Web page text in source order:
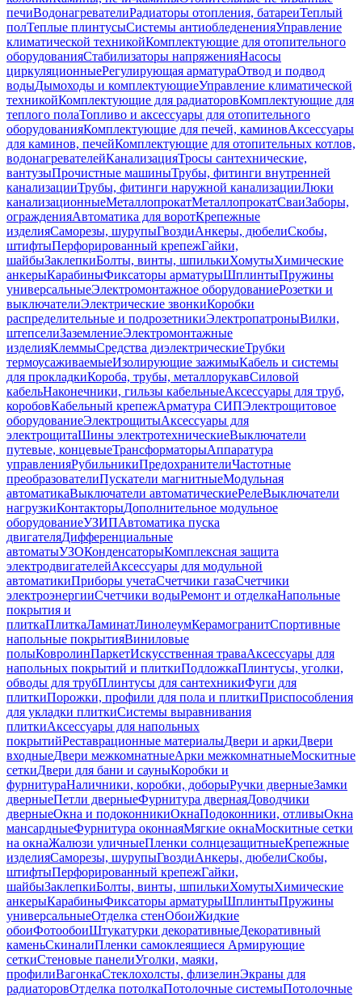
печиВодонагревателиРадиаторы отопления, батареиТеплый
полТеплые плинтусыСистемы антиобледененияУправление
климатической техникойКомплектующие для отопительного
оборудованияСтабилизаторы напряженияНасосы
циркуляционныеРегулирующая арматураОтвод и подвод
водыДымоходы и комплектующиеУправление климатической
техникойКомплектующие для радиаторовКомплектующие для
теплого полаТопливо и аксессуары для отопительного
оборудованияКомплектующие для печей, каминовАксессуары
для каминов, печейКомплектующие для отопительных котлов,
водонагревателейКанализацияТросы сантехнические,
вантузыПрочистные машиныТрубы, фитинги внутренней
канализацииТрубы, фитинги наружной канализацииЛюки
канализационныеМеталлопрокатМеталлопрокатСваиЗаборы,
огражденияАвтоматика для воротКрепежные
изделияСаморезы, шурупыГвоздиАнкеры, дюбелиСкобы,
штифтыПерфорированный крепежГайки,
шайбыЗаклепкиБолты, винты, шпилькиХомутыХимические
анкерыКарабиныФиксаторы арматурыШплинтыПружины
универсальныеЭлектромонтажное оборудованиеРозетки и
выключателиЭлектрические звонкиКоробки
распределительные и подрозетникиЭлектропатроныВилки,
штепселиЗаземлениеЭлектромонтажные
изделияКлеммыСредства диэлектрическиеТрубки
термоусаживаемыеИзолирующие зажимыКабель и системы
для прокладкиКороба, трубы, металлорукавСиловой
кабельНаконечники, гильзы кабельныеАксессуары для труб,
коробовКабельный крепежАрматура СИПЭлектрощитовое
оборудованиеЭлектрощитыАксессуары для
электрощитаШины электротехническиеВыключатели
путевые, концевыеТрансформаторыАппаратура
управленияРубильникиПредохранителиЧастотные
преобразователиПускатели магнитныеМодульная
автоматикаВыключатели автоматическиеРелеВыключатели
нагрузкиКонтакторыДополнительное модульное
оборудованиеУЗИПАвтоматика пуска
двигателяДифференциальные
автоматыУЗОКонденсаторыКомплексная защита
электродвигателейАксессуары для модульной
автоматикиПриборы учетаСчетчики газаСчетчики
электроэнергииСчетчики водыРемонт и отделкаНапольные
покрытия и
плиткаПлиткаЛаминатЛинолеумКерамогранитСпортивные
напольные покрытияВиниловые
полыКовролинПаркетИскусственная траваАксессуары для
напольных покрытий и плиткиПодложкаПлинтусы, уголки,
обводы для трубПлинтусы для сантехникиФуги для
плиткиПорожки, профили для пола и плиткиПриспособления
для укладки плиткиСистемы выравнивания
плиткиАксессуары для напольных
покрытийРеставрационные материалыДвери и аркиДвери
входныеДвери межкомнатныеАрки межкомнатныеМоскитные
сеткиДвери для бани и сауныКоробки и
фурнитураНаличники, коробки, доборыРучки дверныеЗамки
дверныеПетли дверныеФурнитура двернаяДоводчики
дверныеОкна и подоконникиОкнаПодоконники, отливыОкна
мансардныеФурнитура оконнаяМягкие окнаМоскитные сетки
на окнаЖалюзи уличныеПленки солнцезащитныеКрепежные
изделияСаморезы, шурупыГвоздиАнкеры, дюбелиСкобы,
штифтыПерфорированный крепежГайки,
шайбыЗаклепкиБолты, винты, шпилькиХомутыХимические
анкерыКарабиныФиксаторы арматурыШплинтыПружины
универсальныеОтделка стенОбоиЖидкие
обоиФотообоиШтукатурки декоративныеДекоративный
каменьСкиналиПленки самоклеящиеся Армирующие
сеткиСтеновые панелиУголки, маяки,
профилиВагонкаСтеклохолсты, флизелинЭкраны для
радиаторовОтделка потолкаПотолочные системыПотолочные